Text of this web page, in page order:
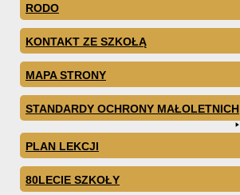
RODO
KONTAKT ZE SZKOŁĄ
MAPA STRONY
STANDARDY OCHRONY MAŁOLETNICH
PLAN LEKCJI
80LECIE SZKOŁY